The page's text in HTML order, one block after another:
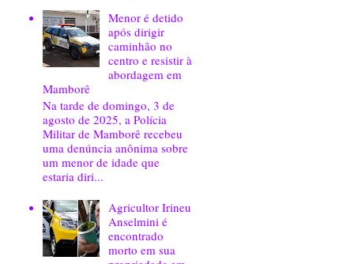
Menor é detido
após dirigir
caminhão no
centro e resistir à
abordagem em
Mamborê
Na tarde de domingo, 3 de
agosto de 2025, a Polícia
Militar de Mamborê recebeu
uma denúncia anônima sobre
um menor de idade que
estaria diri...
Agricultor Irineu
Anselmini é
encontrado
morto em sua